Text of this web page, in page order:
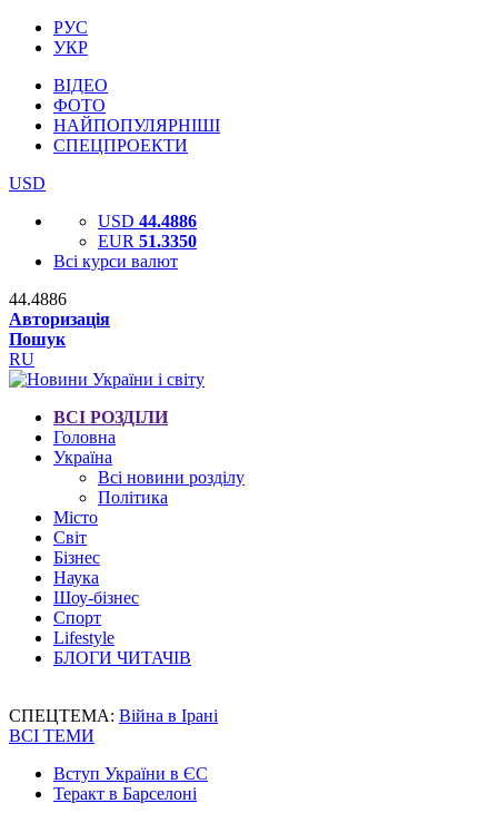
РУС
УКР
ВІДЕО
ФОТО
НАЙПОПУЛЯРНІШІ
СПЕЦПРОЕКТИ
USD
USD 44.4886
EUR 51.3350
Всі курси валют
44.4886
Авторизація
Пошук
RU
ВСІ РОЗДІЛИ
Головна
Україна
Всі новини розділу
Політика
Місто
Світ
Бізнес
Наука
Шоу-бізнес
Спорт
Lifestyle
БЛОГИ ЧИТАЧІВ
СПЕЦТЕМА: Війна в Ірані
ВСІ ТЕМИ
Вступ України в ЄС
Теракт в Барселоні